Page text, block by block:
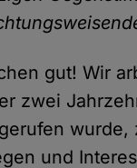
gut! Wir
zwei
wurde,
und